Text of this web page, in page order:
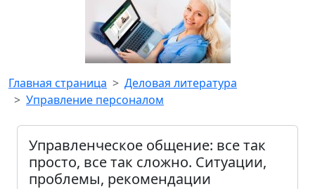
Главная страница
Деловая литература
Управление персоналом
Управленческое общение: все так
просто, все так сложно. Ситуации,
проблемы, рекомендации